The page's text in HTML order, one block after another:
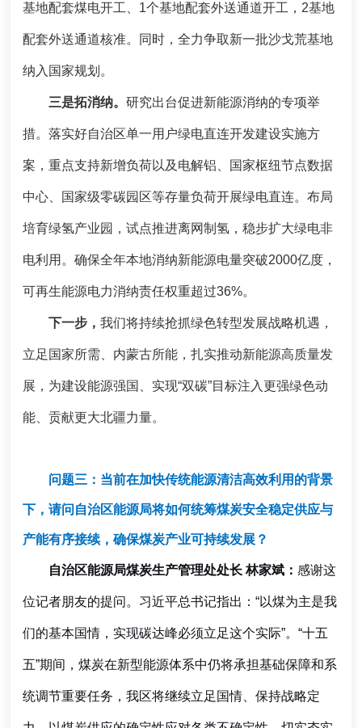
基地配套煤电开工、1个基地配套外送通道开工，2基地
配套外送通道核准。同时，全力争取新一批沙戈荒基地
纳入国家规划。
三是拓消纳。研究出台促进新能源消纳的专项举
措。落实好自治区单一用户绿电直连开发建设实施方
案，重点支持新增负荷以及电解铝、国家枢纽节点数据
中心、国家级零碳园区等存量负荷开展绿电直连。布局
培育绿氢产业园，试点推进离网制氢，稳步扩大绿电非
电利用。确保全年本地消纳新能源电量突破2000亿度，
可再生能源电力消纳责任权重超过36%。
下一步，我们将持续抢抓绿色转型发展战略机遇，
立足国家所需、内蒙古所能，扎实推动新能源高质量发
展，为建设能源强国、实现“双碳”目标注入更强绿色动
能、贡献更大北疆力量。
问题三：当前在加快传统能源清洁高效利用的背景
下，请问自治区能源局将如何统筹煤炭安全稳定供应与
产能有序接续，确保煤炭产业可持续发展？
自治区能源局煤炭生产管理处处长 林家斌：感谢这
位记者朋友的提问。 习近平总书记指出：“以煤为主是我
们的基本国情，实现碳达峰必须立足这个实际”。“十五
五”期间，煤炭在新型能源体系中仍将承担基础保障和系
统调节重要任务，我区将继续立足国情、保持战略定